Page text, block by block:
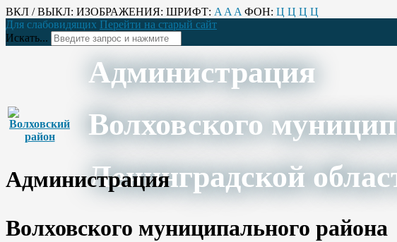
ВКЛ / ВЫКЛ: ИЗОБРАЖЕНИЯ: ШРИФТ: A A A ФОН: Ц Ц Ц Ц
Для слабовидящих Перейти на старый сайт
Искать...
Администрация
Волховского
Ленинградской
Администрация
Волховского муниципального района